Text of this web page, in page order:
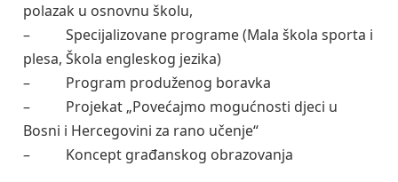
polazak u osnovnu školu,
– Specijalizovane programe (Mala škola sporta i
plesa, Škola engleskog jezika)
– Program produženog boravka
– Projekat „Povećajmo mogućnosti djeci u
Bosni i Hercegovini za rano učenje“
– Koncept građanskog obrazovanja